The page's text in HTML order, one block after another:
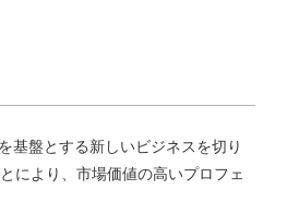
基盤とする新しいビジネスを切り
により、市場価値の高いプロフェ